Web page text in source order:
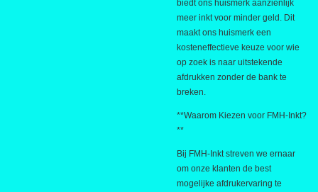
biedt ons huismerk aanzienlijk
meer inkt voor minder geld. Dit
maakt ons huismerk een
kosteneffectieve keuze voor wie
op zoek is naar uitstekende
afdrukken zonder de bank te
breken.
**Waarom Kiezen voor FMH-Inkt?
**
Bij FMH-Inkt streven we ernaar
om onze klanten de best
mogelijke afdrukervaring te